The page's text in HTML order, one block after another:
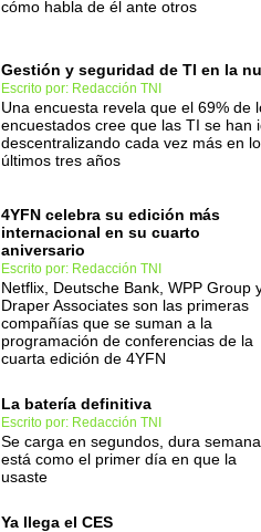
cómo habla de él ante otros
Gestión y seguridad de TI en la
Escrito por: Redacción TNI
Una encuesta revela que el 69% de
encuestados cree que las TI se han
descentralizando cada vez más en
últimos tres años
4YFN celebra su edición más
internacional en su cuarto
aniversario
Escrito por: Redacción TNI
Netflix, Deutsche Bank, WPP Group
Draper Associates son las primeras
compañías que se suman a la
programación de conferencias de la
cuarta edición de 4YFN
La batería definitiva
Escrito por: Redacción TNI
Se carga en segundos, dura
está como el primer día en que la
usaste
Ya llega el CES